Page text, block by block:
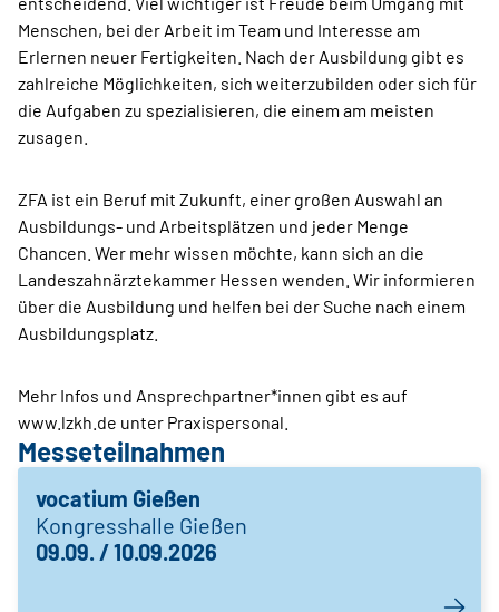
Menschen, bei der Arbeit im Team und Interesse am
Erlernen neuer Fertigkeiten. Nach der Ausbildung gibt es
zahlreiche Möglichkeiten, sich weiterzubilden oder sich für
die Aufgaben zu spezialisieren, die einem am meisten
zusagen.
ZFA ist ein Beruf mit Zukunft, einer großen Auswahl an
Ausbildungs- und Arbeitsplätzen und jeder Menge
Chancen. Wer mehr wissen möchte, kann sich an die
Landeszahnärztekammer Hessen wenden. Wir informieren
über die Ausbildung und helfen bei der Suche nach einem
Ausbildungsplatz.
Mehr Infos und Ansprechpartner*innen gibt es auf
www.lzkh.de unter Praxispersonal.
Messeteilnahmen
vocatium Gießen
Kongresshalle Gießen
09.09. / 10.09.2026